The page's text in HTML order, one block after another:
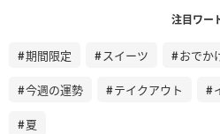
注目ワー
期間限定 スイーツ おでか
今週の運勢 テイクアウト
夏